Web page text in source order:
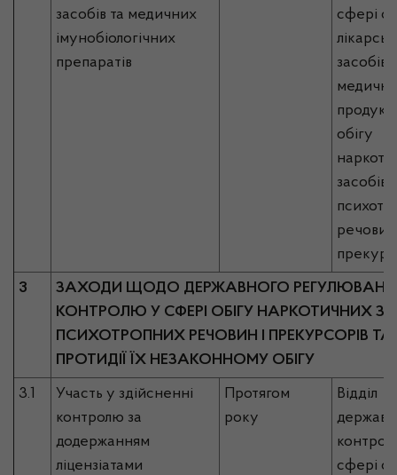
засобів та медичних
імунобіологічних
препаратів
сфері
засобів,
обігу
засобів,
речовин
3
ЗАХОДИ ЩОДО ДЕРЖАВНОГО
КОНТРОЛЮ У СФЕРІ ОБІГУ НАРКОТИЧНИХ
ПСИХОТРОПНИХ РЕЧОВИН І ПРЕКУРСОРІВ ТА
ПРОТИДІЇ ЇХ НЕЗАКОННОМУ ОБІГУ
3.1
Участь у здійсненні
контролю за
додержанням
ліцензіатами
Протягом
року
Відділ
сфері